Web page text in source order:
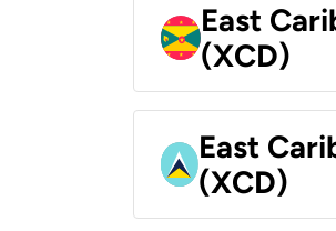
East
(XCD)
East
(XCD)